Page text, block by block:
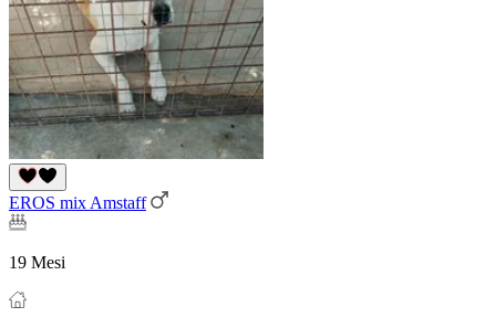
EROS mix Amstaff
19 Mesi